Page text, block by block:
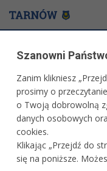
Tadeusz Rzepecki
RADNI KADENCJI
TADEUSZ
Szanowni
Zanim klikniesz
prosimy o
o Twoją dobrowolną
danych osobowych
cookies.
Klikając „Przejdź do
się na poniższe.